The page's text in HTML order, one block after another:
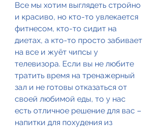
Все мы хотим выглядеть стройно
и красиво, но кто-то увлекается
фитнесом, кто-то сидит на
диетах, а кто-то просто забивает
на все и жуёт чипсы у
телевизора. Если вы не любите
тратить время на тренажерный
зал и не готовы отказаться от
своей любимой еды, то у нас
есть отличное решение для вас –
напитки для похудения из